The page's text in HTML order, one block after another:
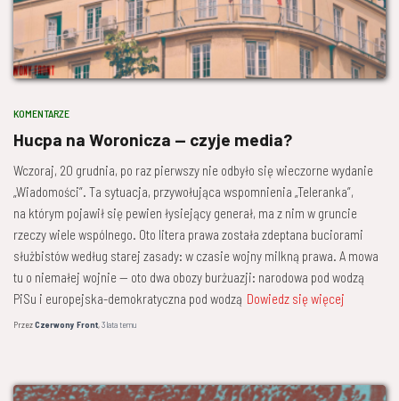
KOMENTARZE
Hucpa na Woronicza — czyje media?
Wczoraj, 20 grudnia, po raz pierwszy nie odbyło się wieczorne wydanie
„Wiadomości”. Ta sytuacja, przywołująca wspomnienia „Teleranka”,
na którym pojawił się pewien łysiejący generał, ma z nim w gruncie
rzeczy wiele wspólnego. Oto litera prawa została zdeptana buciorami
służbistów według starej zasady: w czasie wojny milkną prawa. A mowa
tu o niemałej wojnie — oto dwa obozy burżuazji: narodowa pod wodzą
PiSu i europejska-demokratyczna pod wodzą Dowiedz się więcej
PrzezCzerwony Front,3 latatemu